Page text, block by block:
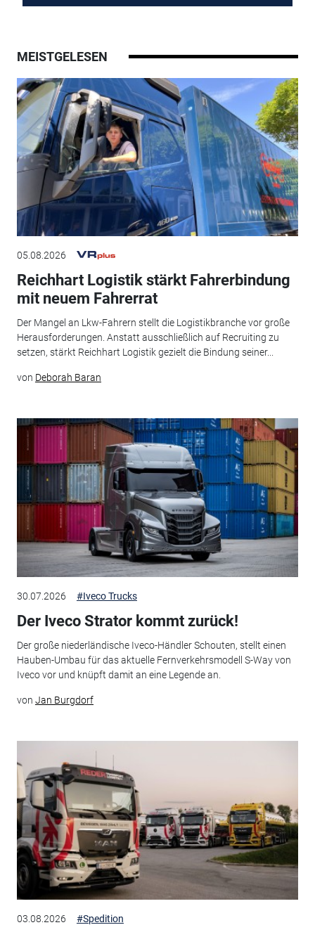
MEISTGELESEN
05.08.2026
Reichhart Logistik stärkt Fahrerbindung
mit neuem Fahrerrat
Der Mangel an Lkw-Fahrern stellt die Logistikbranche vor große
Herausforderungen. Anstatt ausschließlich auf Recruiting zu
setzen, stärkt Reichhart Logistik gezielt die Bindung seiner...
von Deborah Baran
30.07.2026 #Iveco Trucks
Der Iveco Strator kommt zurück!
Der große niederländische Iveco-Händler Schouten, stellt einen
Hauben-Umbau für das aktuelle Fernverkehrsmodell S-Way von
Iveco vor und knüpft damit an eine Legende an.
von Jan Burgdorf
03.08.2026 #Spedition